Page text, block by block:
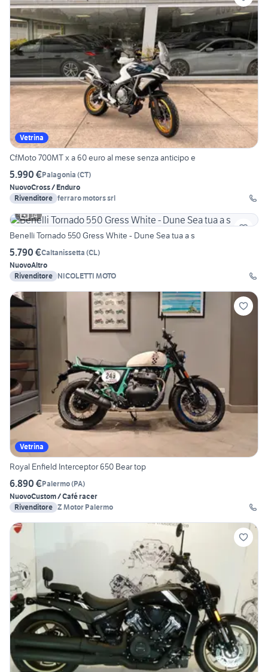
Vetrina
CfMoto 700MT x a 60 euro al mese senza anticipo e
5.990 €Palagonia (CT)
NuovoCross / Enduro
Rivenditore ferraro motors srl
14
Benelli Tornado 550 Gress White - Dune Sea tua a s
5.790 €Caltanissetta (CL)
NuovoAltro
Rivenditore NICOLETTI MOTO
Vetrina
Royal Enfield Interceptor 650 Bear top
6.890 €Palermo(PA)
NuovoCustom / Café racer
Rivenditore Z Motor Palermo